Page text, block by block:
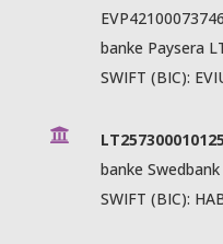
banke Paysera
SWIFT (BIC):

banke Swedbank
SWIFT (BIC):